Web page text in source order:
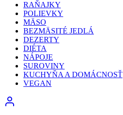
RAŇAJKY
POLIEVKY
MÄSO
BEZMÄSITÉ JEDLÁ
DEZERTY
DIÉTA
NÁPOJE
SUROVINY
KUCHYŇA A DOMÁCNOSŤ
VEGAN